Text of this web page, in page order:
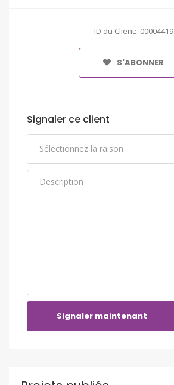
ID du Client: 00004419
S'ABONNER
Signaler ce client
Signaler maintenant